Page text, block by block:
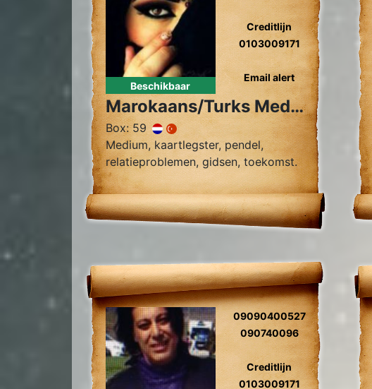
Beschikbaar
Creditlijn
0103009171
Email alert
Marokaans/Turks Medium Sahara
Box: 59
Medium, kaartlegster, pendel,
relatieproblemen, gidsen, toekomst.
09090400527
090740096
Creditlijn
0103009171